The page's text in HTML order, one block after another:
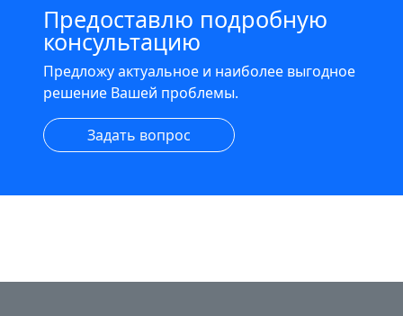
Предоставлю подробную
консультацию
Предложу актуальное и наиболее выгодное
решение Вашей проблемы.
Задать вопрос